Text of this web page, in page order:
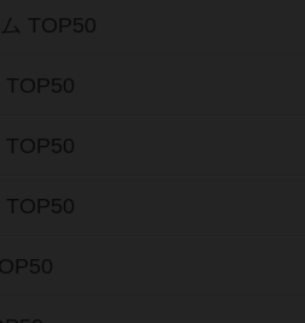
TOP50
TOP50
TOP50
TOP50